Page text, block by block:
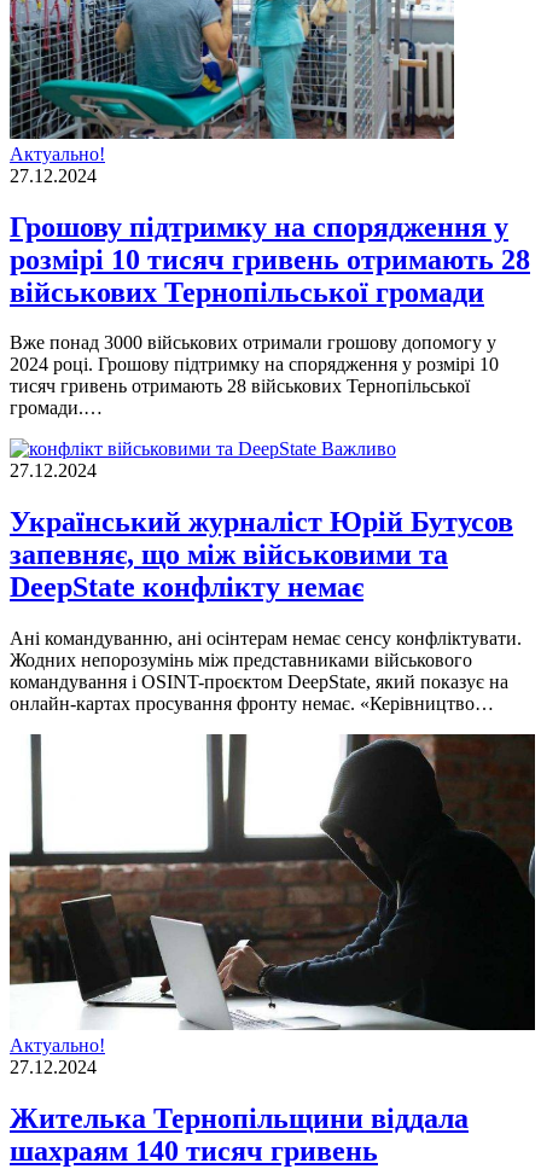
Актуально!
27.12.2024
Грошову підтримку на спорядження у
розмірі 10 тисяч гривень отримають 28
військових Тернопільської громади
Вже понад 3000 військових отримали грошову допомогу у
2024 році. Грошову підтримку на спорядження у розмірі 10
тисяч гривень отримають 28 військових Тернопільської
громади.…
Важливо
27.12.2024
Український журналіст Юрій Бутусов
запевняє, що між військовими та
DeepState конфлікту немає
Ані командуванню, ані осінтерам немає сенсу конфліктувати.
Жодних непорозумінь між представниками військового
командування і OSINT-проєктом DeepState, який показує на
онлайн-картах просування фронту немає. «Керівництво…
Актуально!
27.12.2024
Жителька Тернопільщини віддала
шахраям 140 тисяч гривень